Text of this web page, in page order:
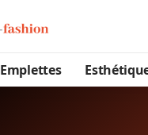
Emplettes